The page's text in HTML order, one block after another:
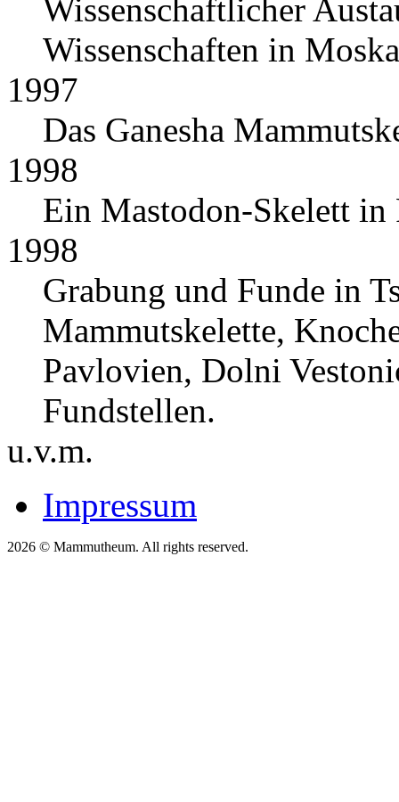
Wissenschaftlicher
Wissenschaften in
1997
Das Ganesha
1998
Ein Mastodon-Skelett in
1998
Grabung und Funde in
Mammutskelette,
Pavlovien, Dolni
Fundstellen.
u.v.m.
Impressum
2026 © Mammutheum. All rights reserved.